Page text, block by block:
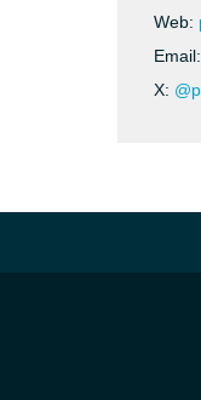
Web:
Email:
X: